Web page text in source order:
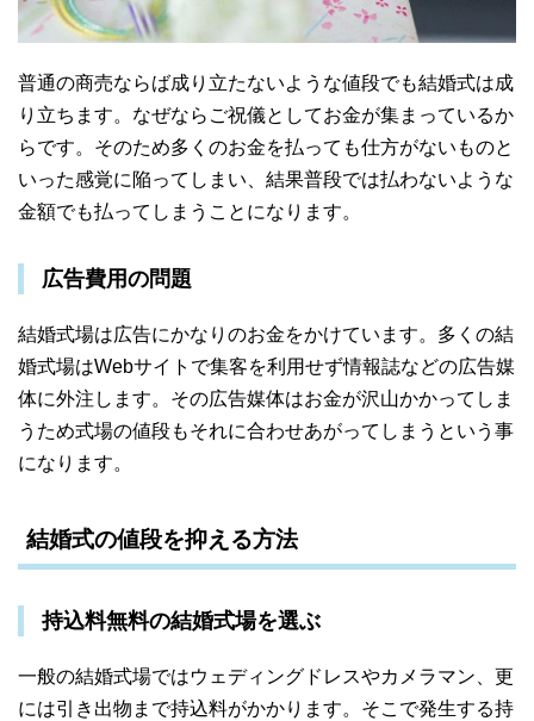
普通の商売ならば成り立たないような値段でも結婚式は成
り立ちます。なぜならご祝儀としてお金が集まっているか
らです。そのため多くのお金を払っても仕方がないものと
いった感覚に陥ってしまい、結果普段では払わないような
金額でも払ってしまうことになります。
広告費用の問題
結婚式場は広告にかなりのお金をかけています。多くの結
婚式場はWebサイトで集客を利用せず情報誌などの広告媒
体に外注します。その広告媒体はお金が沢山かかってしま
うため式場の値段もそれに合わせあがってしまうという事
になります。
結婚式の値段を抑える方法
持込料無料の結婚式場を選ぶ
一般の結婚式場ではウェディングドレスやカメラマン、更
には引き出物まで持込料がかかります。そこで発生する持